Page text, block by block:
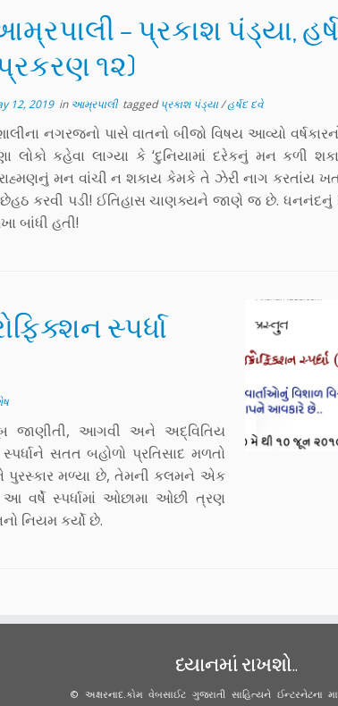
– પ્રકાશ પંડ્યા,
૧૨)
12, 2019in આમ્રપાલી taggedપ્રકાશ પંડ્યા/હર્ષદ દવે
નગરજનો પાસે વાતનો બીજો વિષય આવ્યો
લોકો કહેવા લાગ્યા કે ‘દુનિયામાં દરેકનું મન કળી
મન વાંચી ન શકાય કેમકે તે ઝેરી નાગ કરતાંય
કરવી પડી! ઈતિહાસ ચાણક્યને જાણે જ છે. ધનનંદનું
બાંધી હતી!
સ્પર્ધા
જાણીતી, આગવી અને અદ્વિતિય
સતત બહોળો પ્રતિસાદ મળતો
મળ્યા છે, તેમની કલમને એક
વર્ષે સ્પર્ધામાં ઓછામા ઓછી ત્રણ
નિયમ કર્યો છે.
ધ્યાનમાં રાખશો..
© અક્ષરનાદ.કોમ વેબસાઈટ ગુજરાતી સાહિત્યને ઈન્ટરનેટના